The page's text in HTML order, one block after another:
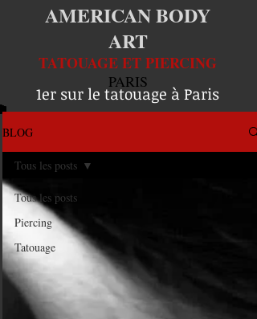
AMERICAN BODY
ART
TATOUAGE ET PIERCING
PARIS
1er sur le tatouage à Paris
BLOG
Tous les posts
Piercing
Tatouage
Tous les posts